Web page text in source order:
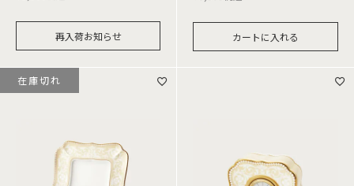
再入荷お知らせ カートに入れる
在庫切れ